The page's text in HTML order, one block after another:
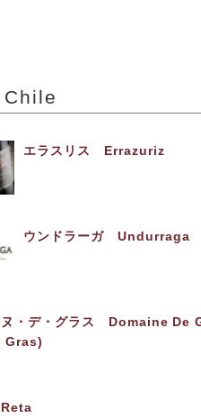
Chile
エラスリス Errazuriz
ウンドラーガ Undurraga
ヌ・デ・グラス Domaine De
Gras)